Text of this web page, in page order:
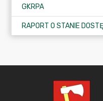
GKRPA
RAPORT O STANIE